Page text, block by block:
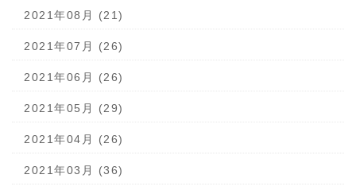
2021年08月 (21)
2021年07月 (26)
2021年06月 (26)
2021年05月 (29)
2021年04月 (26)
2021年03月 (36)